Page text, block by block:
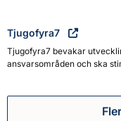
Tjugofyra7
Tjugofyra7 bevakar
ansvarsområden och ska